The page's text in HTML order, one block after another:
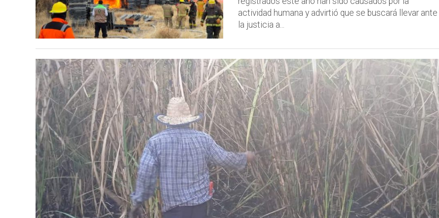
actividad humana y advirtió que se buscará llevar ante
la justicia a...